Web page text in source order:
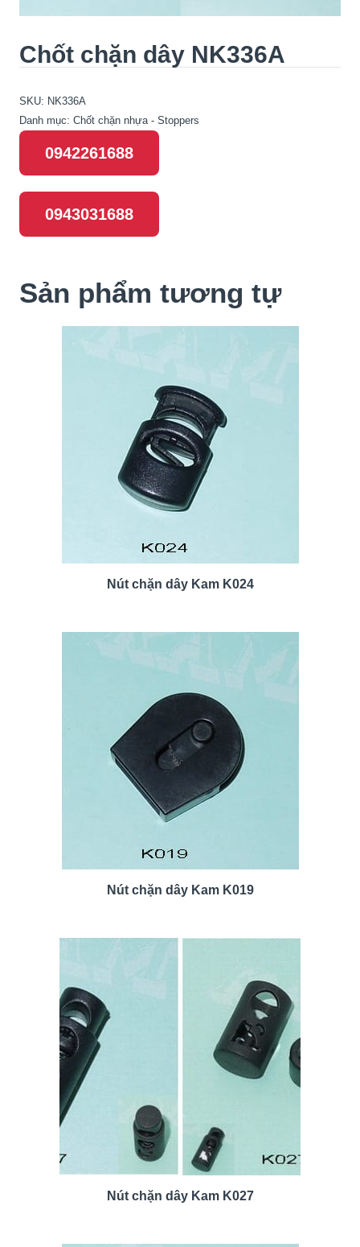
Chốt chặn dây NK336A
SKU: NK336A
Danh mục: Chốt chặn nhựa - Stoppers
0942261688
0943031688
Sản phẩm tương tự
Nút chặn dây Kam K024
Nút chặn dây Kam K019
Nút chặn dây Kam K027